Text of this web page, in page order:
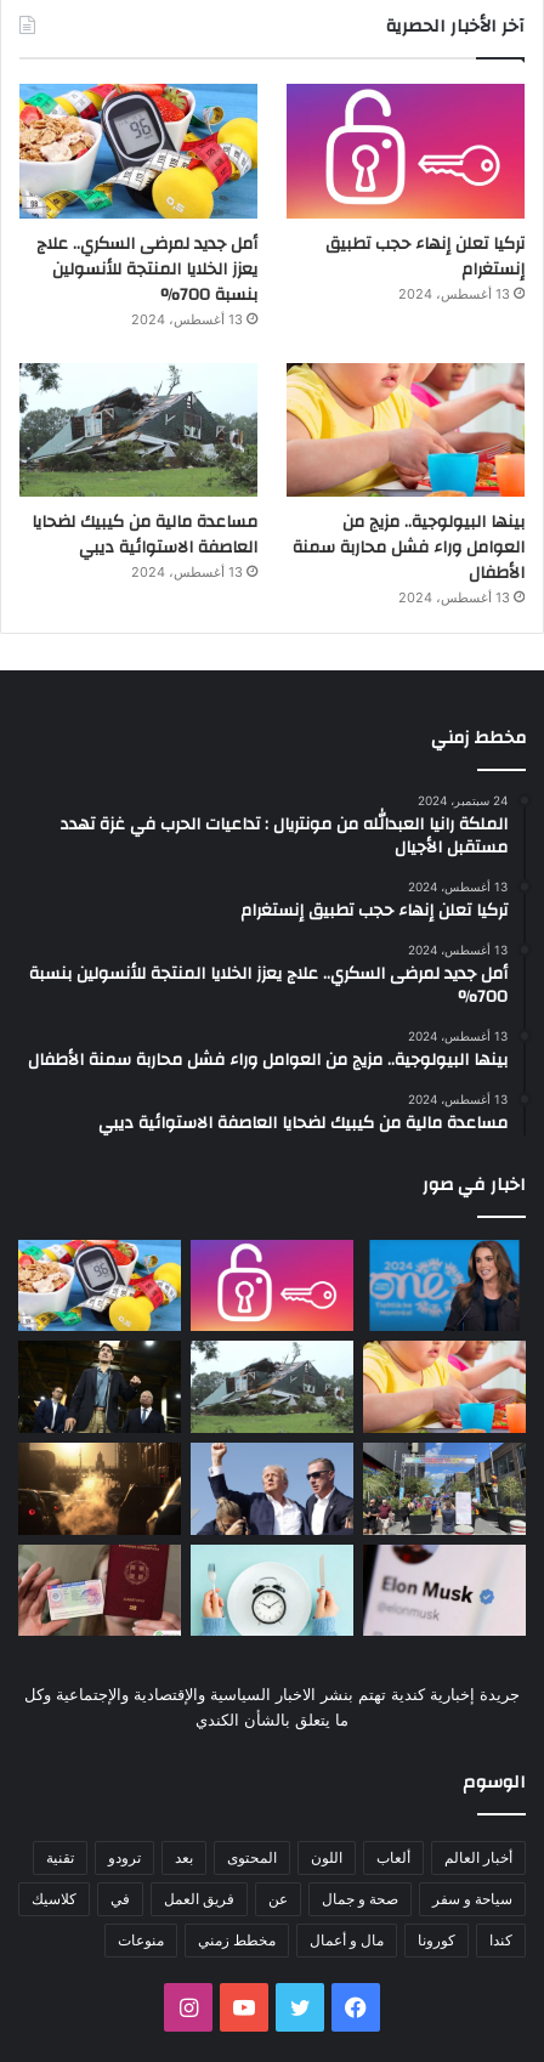
آخر الأخبار الحصرية
تركيا تعلن إنهاء حجب تطبيق
إنستغرام
13 أغسطس، 2024
أمل جديد لمرضى السكري.. علاج
يعزز الخلايا المنتجة للأنسولين
بنسبة 700%
13 أغسطس، 2024
بينها البيولوجية.. مزيج من
العوامل وراء فشل محاربة سمنة
الأطفال
13 أغسطس، 2024
مساعدة مالية من كيبيك لضحايا
العاصفة الاستوائية ديبي
13 أغسطس، 2024
مخطط زمني
24 سبتمبر، 2024
الملكة رانيا العبدالله من مونتريال : تداعيات الحرب في غزة تهدد
مستقبل الأجيال
13 أغسطس، 2024
تركيا تعلن إنهاء حجب تطبيق إنستغرام
13 أغسطس، 2024
أمل جديد لمرضى السكري.. علاج يعزز الخلايا المنتجة للأنسولين بنسبة
700%
13 أغسطس، 2024
بينها البيولوجية.. مزيج من العوامل وراء فشل محاربة سمنة الأطفال
13 أغسطس، 2024
مساعدة مالية من كيبيك لضحايا العاصفة الاستوائية ديبي
اخبار في صور
جريدة إخبارية كندية تهتم بنشر الاخبار السياسية والإقتصادية والإجتماعية وكل
ما يتعلق بالشأن الكندي
الوسوم
أخبار العالم ألعاب اللون المحتوى بعد ترودو تقنية
سياحة و سفر صحة و جمال عن فريق العمل في كلاسيك
كندا كورونا مال و أعمال مخطط زمني منوعات
فيسبوك تويتر يوتيوبانستقرام